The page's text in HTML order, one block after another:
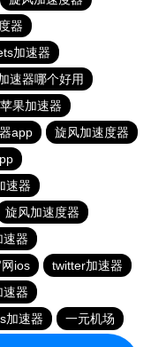
器
加速器
速器哪个好用
果加速器
app
旋风加速度器
速器
旋风加速度器
速器
ios
twitter加速器
速器
加速器
一元机场